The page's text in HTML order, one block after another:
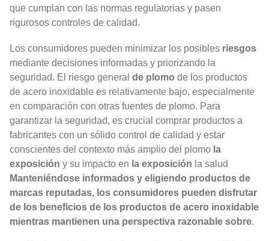
que cumplan con las normas regulatorias y pasen
rigurosos controles de calidad.
Los consumidores pueden minimizar los posibles riesgos
mediante decisiones informadas y priorizando la
seguridad. El riesgo general de plomo de los productos
de acero inoxidable es relativamente bajo, especialmente
en comparación con otras fuentes de plomo. Para
garantizar la seguridad, es crucial comprar productos a
fabricantes con un sólido control de calidad y estar
conscientes del contexto más amplio del plomo la
exposición y su impacto en la exposición la salud
Manteniéndose informados y eligiendo productos de
marcas reputadas, los consumidores pueden disfrutar
de los beneficios de los productos de acero inoxidable
mientras mantienen una perspectiva razonable sobre.